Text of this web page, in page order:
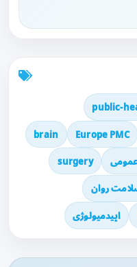
public-
Europe PMC
brain
surgery
روان
اپیدمیولوژی